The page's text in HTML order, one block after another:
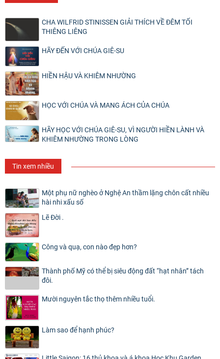
CHA WILFRID STINISSEN GIẢI THÍCH VỀ ĐÊM TỐI
THIÊNG LIÊNG
HÃY ĐẾN VỚI CHÚA GIÊ-SU
HIỀN HẬU VÀ KHIÊM NHƯỜNG
HỌC VỚI CHÚA VÀ MANG ÁCH CỦA CHÚA
HÃY HỌC VỚI CHÚA GIÊ-SU, VÌ NGƯỜI HIỀN LÀNH VÀ
KHIÊM NHƯỜNG TRONG LÒNG
Tin xem nhiều
Một phụ nữ nghèo ở Nghệ An thầm lặng chôn cất nhiều
hài nhi xấu số
Lẽ Đời .
Công và quạ, con nào đẹp hơn?
Thành phố Mỹ có thể bị siêu động đất “hạt nhân” tách
đôi.
Mười nguyên tắc thọ thêm nhiều tuổi.
Làm sao để hạnh phúc?